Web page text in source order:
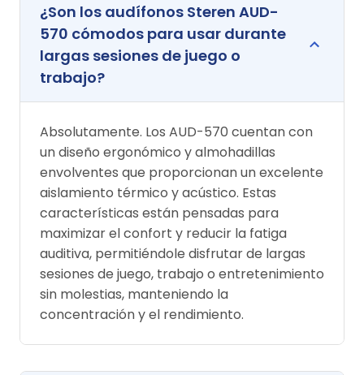
¿Son los audífonos Steren AUD-
570 cómodos para usar durante
largas sesiones de juego o
trabajo?
Absolutamente. Los AUD-570 cuentan con
un diseño ergonómico y almohadillas
envolventes que proporcionan un excelente
aislamiento térmico y acústico. Estas
características están pensadas para
maximizar el confort y reducir la fatiga
auditiva, permitiéndole disfrutar de largas
sesiones de juego, trabajo o entretenimiento
sin molestias, manteniendo la
concentración y el rendimiento.